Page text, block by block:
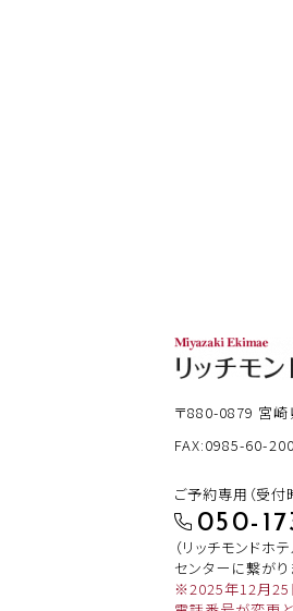
〒880-0879 宮
FAX:0985-60-
ご予約専用（受
050-
（リッチモンドホ
センターに繋がり
※2025年12月25